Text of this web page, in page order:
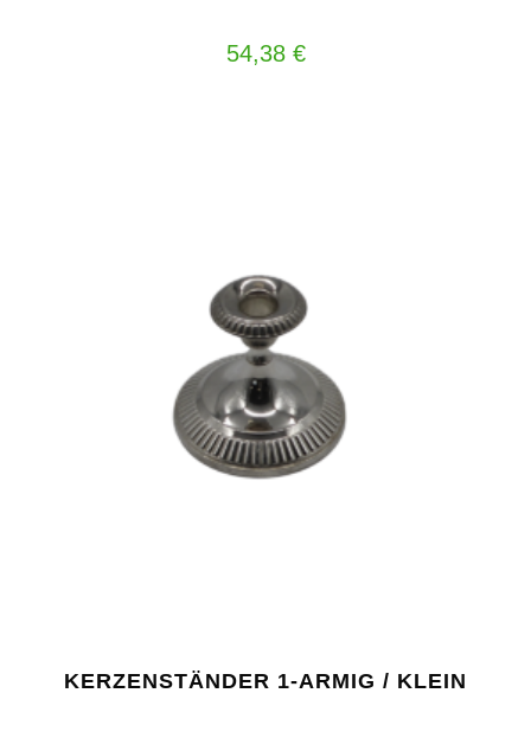
54,38 €
KERZENSTÄNDER 1-ARMIG / KLEIN